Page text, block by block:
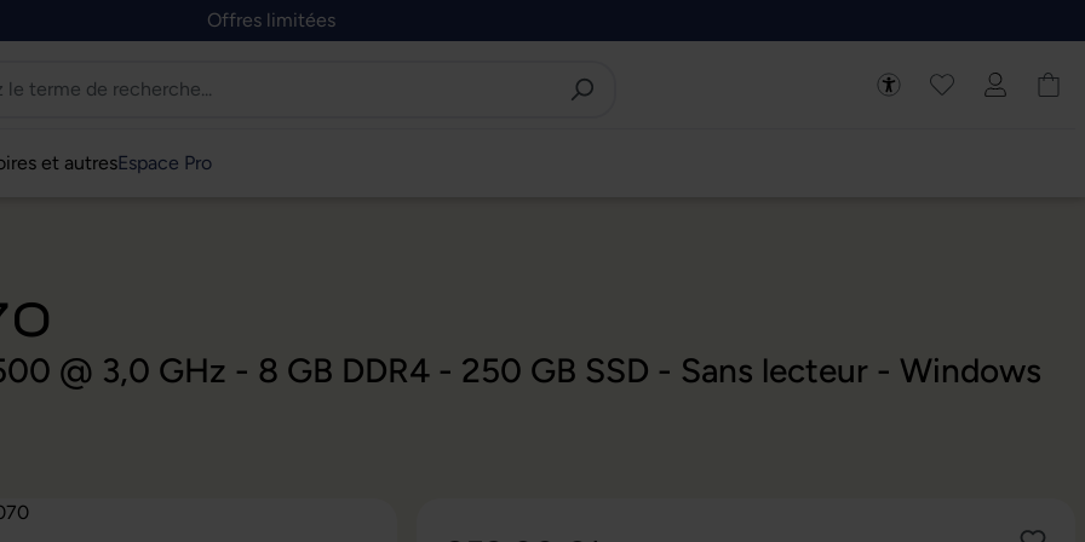
Offres limitées
et autresEspace Pro
@ 3,0 GHz - 8 GB DDR4 - 250 GB SSD - Sans lecteur - Windows